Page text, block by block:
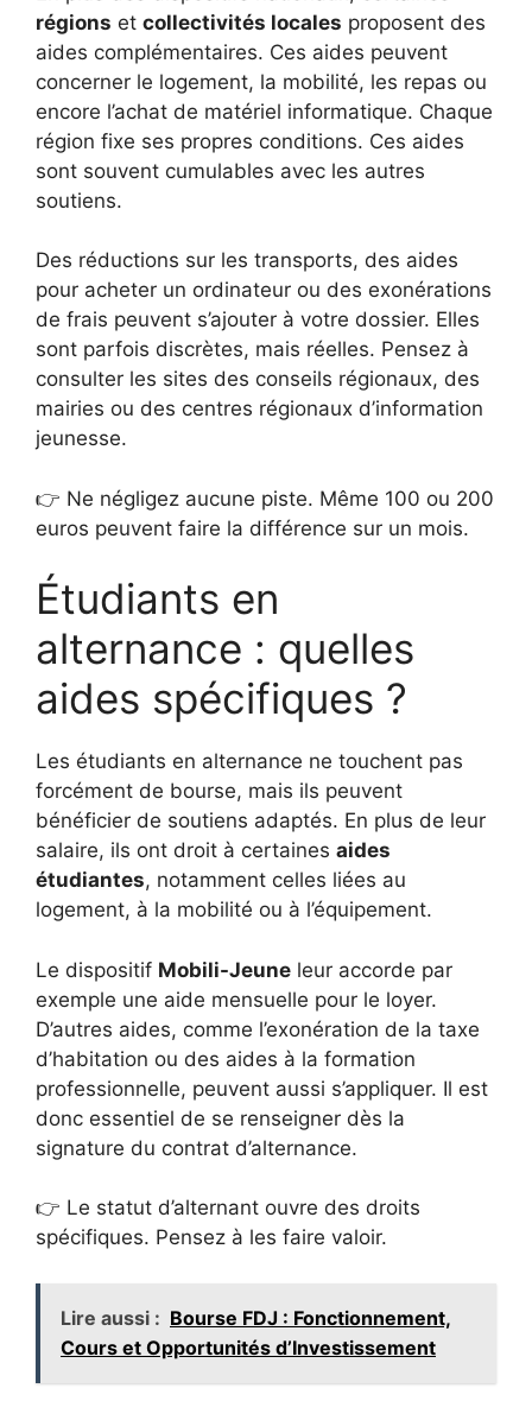
régions et collectivités locales proposent des
aides complémentaires. Ces aides peuvent
concerner le logement, la mobilité, les repas ou
encore l’achat de matériel informatique. Chaque
région fixe ses propres conditions. Ces aides
sont souvent cumulables avec les autres
soutiens.
Des réductions sur les transports, des aides
pour acheter un ordinateur ou des exonérations
de frais peuvent s’ajouter à votre dossier. Elles
sont parfois discrètes, mais réelles. Pensez à
consulter les sites des conseils régionaux, des
mairies ou des centres régionaux d’information
jeunesse.
👉 Ne négligez aucune piste. Même 100 ou 200
euros peuvent faire la différence sur un mois.
Étudiants en
alternance : quelles
aides spécifiques ?
Les étudiants en alternance ne touchent pas
forcément de bourse, mais ils peuvent
bénéficier de soutiens adaptés. En plus de leur
salaire, ils ont droit à certaines aides
étudiantes, notamment celles liées au
logement, à la mobilité ou à l’équipement.
Le dispositif Mobili-Jeune leur accorde par
exemple une aide mensuelle pour le loyer.
D’autres aides, comme l’exonération de la taxe
d’habitation ou des aides à la formation
professionnelle, peuvent aussi s’appliquer. Il est
donc essentiel de se renseigner dès la
signature du contrat d’alternance.
👉 Le statut d’alternant ouvre des droits
spécifiques. Pensez à les faire valoir.
Lire aussi : Bourse FDJ : Fonctionnement,
Cours et Opportunités d’Investissement